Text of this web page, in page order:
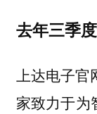
去年三季
上达电子
家致力于为